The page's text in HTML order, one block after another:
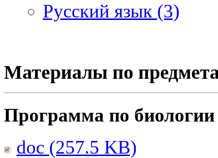
Русский язык (3)
Материалы по
Программа по биологии
doc (257.5 KB)